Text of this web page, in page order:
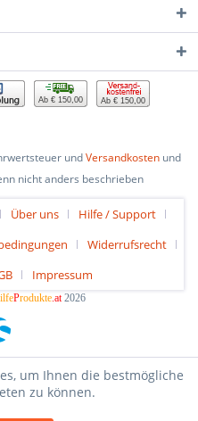
Ab € 150,00 Ab € 150,00
undVersandkostenund
nicht anders beschrieben
Über uns
Hilfe / Support
Widerrufsrecht
Impressum
ilfeProdukte.at2026
um Ihnen die bestmögliche
zu können.